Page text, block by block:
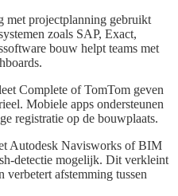
met projectplanning gebruikt
zoals SAP, Exact,
bouw helpt teams met
Complete of TomTom geven
Mobiele apps ondersteunen
registratie op de bouwplaats.
Autodesk Navisworks of BIM
detectie mogelijk. Dit verkleint
verbetert afstemming tussen